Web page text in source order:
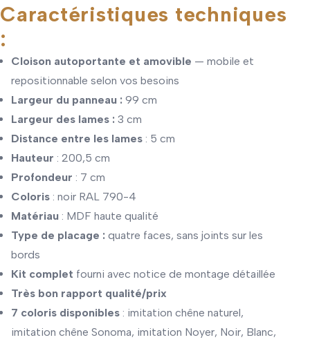
Caractéristiques techniques
:
Cloison autoportante et amovible — mobile et
repositionnable selon vos besoins
Largeur du panneau : 99 cm
Largeur des lames : 3 cm
Distance entre les lames : 5 cm
Hauteur : 200,5 cm
Profondeur : 7 cm
Coloris : noir RAL 790-4
Matériau : MDF haute qualité
Type de placage : quatre faces, sans joints sur les
bords
Kit complet fourni avec notice de montage détaillée
Très bon rapport qualité/prix
7 coloris disponibles : imitation chêne naturel,
imitation chêne Sonoma, imitation Noyer, Noir, Blanc,